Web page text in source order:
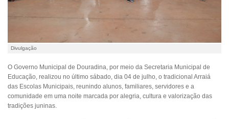
Divulgação
O Governo Municipal de Douradina, por meio da Secretaria Municipal de
Educação, realizou no último sábado, dia 04 de julho, o tradicional Arraiá
das Escolas Municipais, reunindo alunos, familiares, servidores e a
comunidade em uma noite marcada por alegria, cultura e valorização das
tradições juninas.